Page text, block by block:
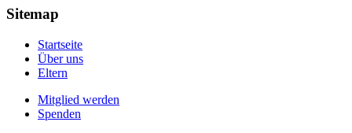
Sitemap
Startseite
Über uns
Eltern
Mitglied werden
Spenden